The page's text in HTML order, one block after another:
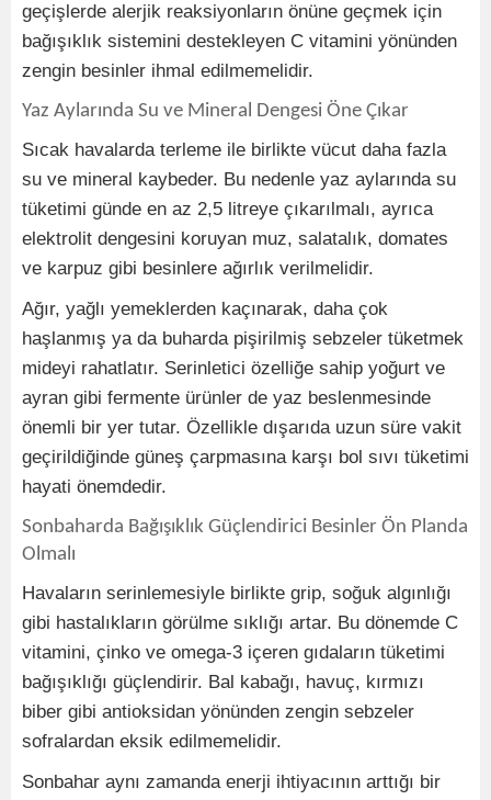
geçişlerde alerjik reaksiyonların önüne geçmek için
bağışıklık sistemini destekleyen C vitamini yönünden
zengin besinler ihmal edilmemelidir.
Yaz Aylarında Su ve Mineral Dengesi Öne Çıkar
Sıcak havalarda terleme ile birlikte vücut daha fazla
su ve mineral kaybeder. Bu nedenle yaz aylarında su
tüketimi günde en az 2,5 litreye çıkarılmalı, ayrıca
elektrolit dengesini koruyan muz, salatalık, domates
ve karpuz gibi besinlere ağırlık verilmelidir.
Ağır, yağlı yemeklerden kaçınarak, daha çok
haşlanmış ya da buharda pişirilmiş sebzeler tüketmek
mideyi rahatlatır. Serinletici özelliğe sahip yoğurt ve
ayran gibi fermente ürünler de yaz beslenmesinde
önemli bir yer tutar. Özellikle dışarıda uzun süre vakit
geçirildiğinde güneş çarpmasına karşı bol sıvı tüketimi
hayati önemdedir.
Sonbaharda Bağışıklık Güçlendirici Besinler Ön Planda
Olmalı
Havaların serinlemesiyle birlikte grip, soğuk algınlığı
gibi hastalıkların görülme sıklığı artar. Bu dönemde C
vitamini, çinko ve omega-3 içeren gıdaların tüketimi
bağışıklığı güçlendirir. Bal kabağı, havuç, kırmızı
biber gibi antioksidan yönünden zengin sebzeler
sofralardan eksik edilmemelidir.
Sonbahar aynı zamanda enerji ihtiyacının arttığı bir